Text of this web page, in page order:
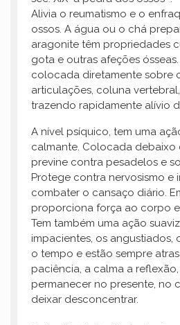
Alivia o reumatismo e o
ossos. A água ou o chá
aragonite têm propriedades
gota e outras afeções
colocada diretamente sobre
articulações, coluna
trazendo rapidamente alívio
A nível psíquico, tem uma
calmante. Colocada debaixo
previne contra pesadelos e
Protege contra nervosismo e
combater o cansaço diário.
proporciona força ao corpo e
Tem também uma ação
impacientes, os angustiados,
o tempo e estão sempre
paciência, a calma a
permanecer no presente, no
deixar desconcentrar.